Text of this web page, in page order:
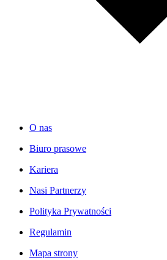
O nas
Biuro prasowe
Kariera
Nasi Partnerzy
Polityka Prywatności
Regulamin
Mapa strony